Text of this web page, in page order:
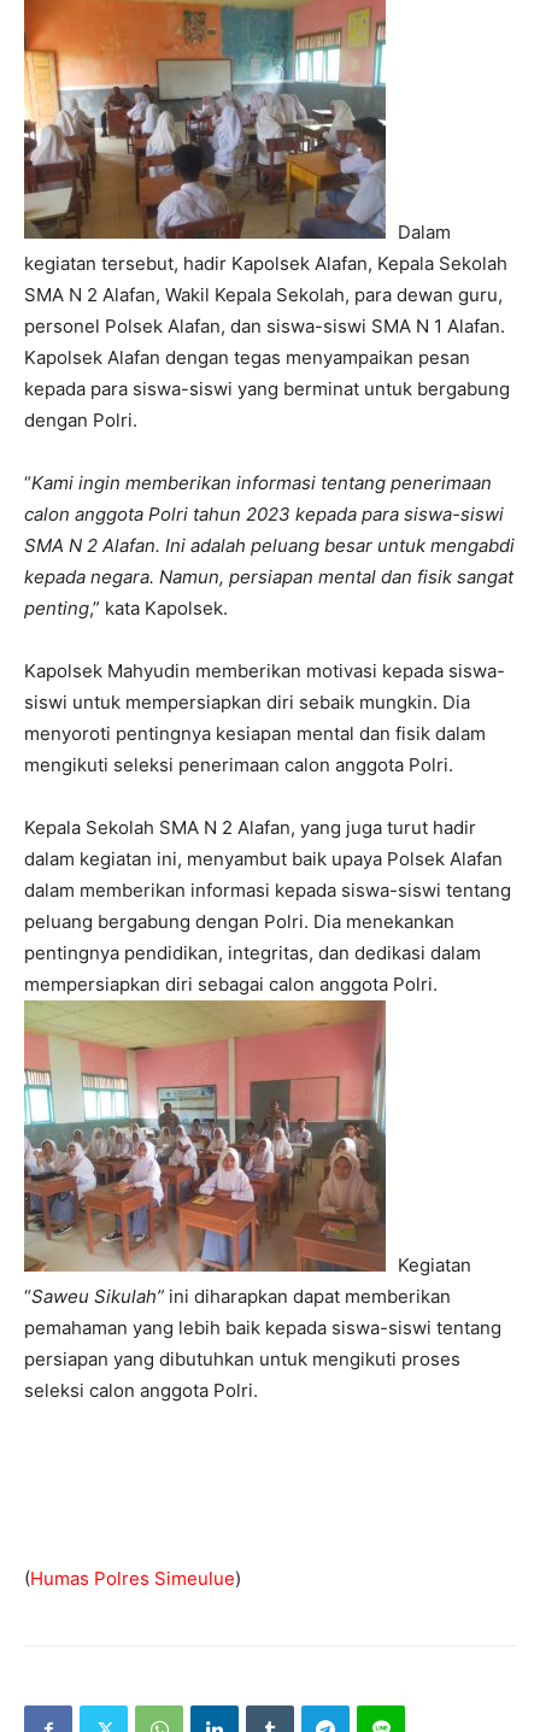
Dalam
kegiatan tersebut, hadir Kapolsek Alafan, Kepala Sekolah
SMA N 2 Alafan, Wakil Kepala Sekolah, para dewan guru,
personel Polsek Alafan, dan siswa-siswi SMA N 1 Alafan.
Kapolsek Alafan dengan tegas menyampaikan pesan
kepada para siswa-siswi yang berminat untuk bergabung
dengan Polri.
“Kami ingin memberikan informasi tentang penerimaan
calon anggota Polri tahun 2023 kepada para siswa-siswi
SMA N 2 Alafan. Ini adalah peluang besar untuk mengabdi
kepada negara. Namun, persiapan mental dan fisik sangat
penting,” kata Kapolsek.
Kapolsek Mahyudin memberikan motivasi kepada siswa-
siswi untuk mempersiapkan diri sebaik mungkin. Dia
menyoroti pentingnya kesiapan mental dan fisik dalam
mengikuti seleksi penerimaan calon anggota Polri.
Kepala Sekolah SMA N 2 Alafan, yang juga turut hadir
dalam kegiatan ini, menyambut baik upaya Polsek Alafan
dalam memberikan informasi kepada siswa-siswi tentang
peluang bergabung dengan Polri. Dia menekankan
pentingnya pendidikan, integritas, dan dedikasi dalam
mempersiapkan diri sebagai calon anggota Polri.
Kegiatan
“Saweu Sikulah” ini diharapkan dapat memberikan
pemahaman yang lebih baik kepada siswa-siswi tentang
persiapan yang dibutuhkan untuk mengikuti proses
seleksi calon anggota Polri.
(Humas Polres Simeulue)